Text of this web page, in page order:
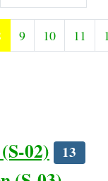
Page 8 of 16
9 10 11
02) 13